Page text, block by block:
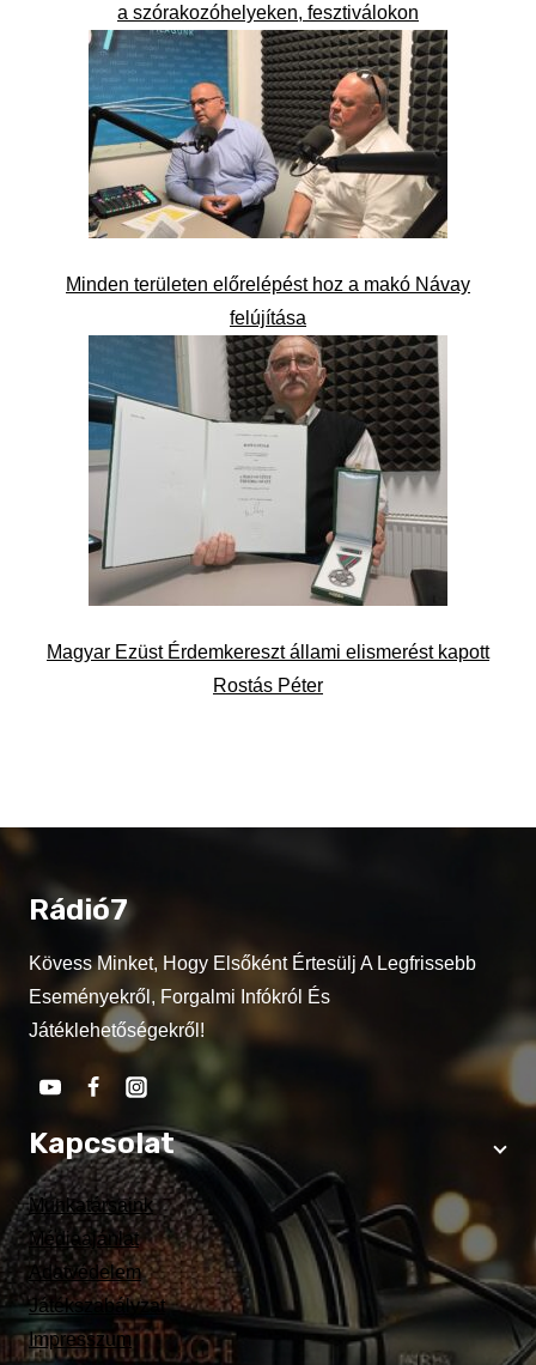
a szórakozóhelyeken, fesztiválokon
Minden területen előrelépést hoz a makó Návay
felújítása
Magyar Ezüst Érdemkereszt állami elismerést kapott
Rostás Péter
Rádió7
Kövess Minket, Hogy Elsőként Értesülj A Legfrissebb
Eseményekről, Forgalmi Infókról És
Játéklehetőségekről!
Kapcsolat
Munkatársaink
Médiaajánlat
Adatvédelem
Játékszabályzat
Impresszum